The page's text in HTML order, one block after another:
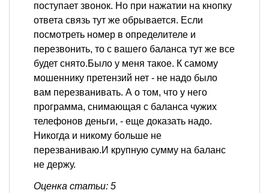
поступает звонок. Но при нажатии на кнопку
ответа связь тут же обрывается. Если
посмотреть номер в определителе и
перезвонить, то с вашего баланса тут же все
будет снято.Было у меня такое. К самому
мошеннику претензий нет - не надо было
вам перезванивать. А о том, что у него
программа, снимающая с баланса чужих
телефонов деньги, - еще доказать надо.
Никогда и никому больше не
перезваниваю.И крупную сумму на баланс
не держу.
Оценка статьи: 5